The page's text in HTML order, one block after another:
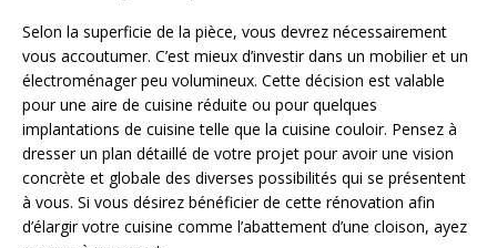
Selon la superficie de la pièce, vous devrez nécessairement
vous accoutumer. C’est mieux d’investir dans un mobilier et un
électroménager peu volumineux. Cette décision est valable
pour une aire de cuisine réduite ou pour quelques
implantations de cuisine telle que la cuisine couloir. Pensez à
dresser un plan détaillé de votre projet pour avoir une vision
concrète et globale des diverses possibilités qui se présentent
à vous. Si vous désirez bénéficier de cette rénovation afin
d’élargir votre cuisine comme l’abattement d’une cloison, ayez